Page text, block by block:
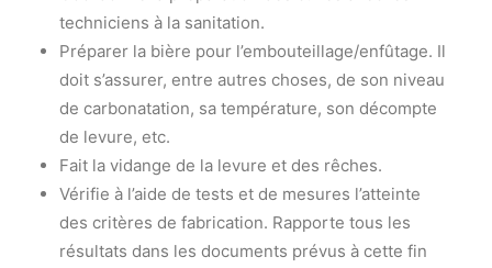
techniciens à la sanitation.
Préparer la bière pour l’embouteillage/enfûtage. Il
doit s’assurer, entre autres choses, de son niveau
de carbonatation, sa température, son décompte
de levure, etc.
Fait la vidange de la levure et des rêches.
Vérifie à l’aide de tests et de mesures l’atteinte
des critères de fabrication. Rapporte tous les
résultats dans les documents prévus à cette fin